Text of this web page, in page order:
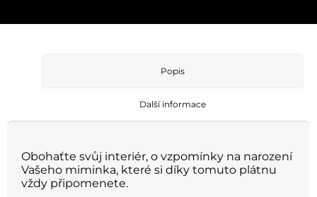
Popis
Další informace
Obohaťte svůj interiér, o vzpomínky na narození
Vašeho miminka, které si díky tomuto plátnu
vždy připomenete.